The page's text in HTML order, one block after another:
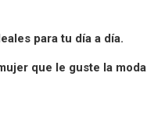
para tu día a día.
que le guste la